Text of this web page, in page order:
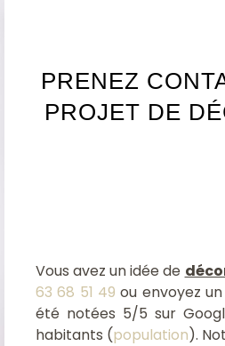
PRENEZ
PROJET DE
Vous avez un idée de
63 68 51 49 ou envoyez
été notées 5/5 sur
habitants (population).